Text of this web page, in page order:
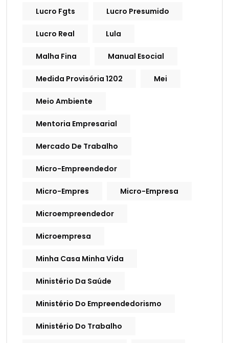
Lucro Fgts Lucro Presumido
Lucro Real Lula
Malha Fina Manual Esocial
Medida Provisória 1202 Mei
Meio Ambiente
Mentoria Empresarial
Mercado De Trabalho
Micro-Empreendedor
Micro-Empres Micro-Empresa
Microempreendedor
Microempresa
Minha Casa Minha Vida
Ministério Da Saúde
Ministério Do Empreendedorismo
Ministério Do Trabalho